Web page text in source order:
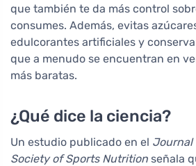
que también te da más control
consumes. Además, evitas
edulcorantes artificiales y
que a menudo se encuentran en
más baratas.
¿Qué dice la ciencia?
Un estudio publicado en el Journal
Society of Sports Nutrition señala